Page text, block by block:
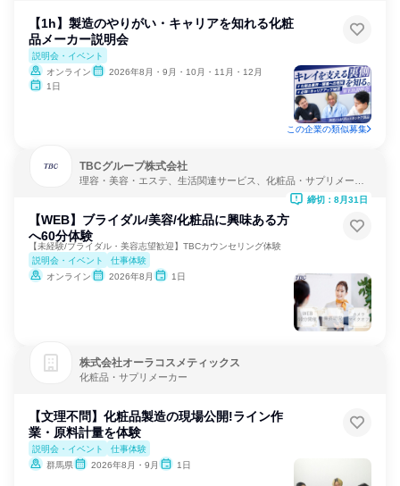
【1h】製造のやりがい・キャリアを知れる化粧
品メーカー説明会
説明会・イベント
オンライン
2026年8月・9月・10月・11月・12月
1日
この企業の類似募集
TBCグループ株式会社
理容・美容・エステ、生活関連サービス、化粧品・サプリメーカ
【WEB】ブライダル/美容/化粧品に興味ある方
へ60分体験
【未経験/ブライダル・美容志望歓迎】TBCカウンセリング体験
説明会・イベント
仕事体験
オンライン
2026年8月 1日
締切：8月31日
株式会社オーラコスメティックス
化粧品・サプリメーカー
【文理不問】化粧品製造の現場公開!ライン作
業・原料計量を体験
説明会・イベント
仕事体験
群馬県
2026年8月・9月 1日